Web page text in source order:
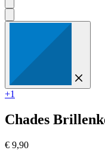
+1
Chades
€ 9,90